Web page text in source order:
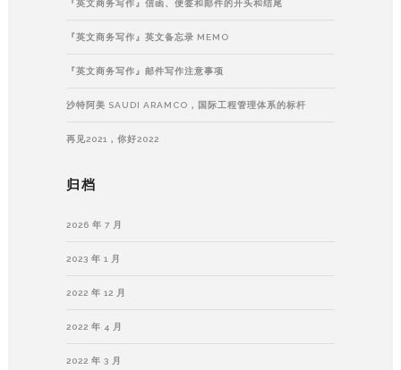
『英文商务写作』信函、便签和邮件的开头和结尾
『英文商务写作』英文备忘录 MEMO
『英文商务写作』邮件写作注意事项
沙特阿美 SAUDI ARAMCO，国际工程管理体系的标杆
再见2021，你好2022
归档
2026 年 7 月
2023 年 1 月
2022 年 12 月
2022 年 4 月
2022 年 3 月